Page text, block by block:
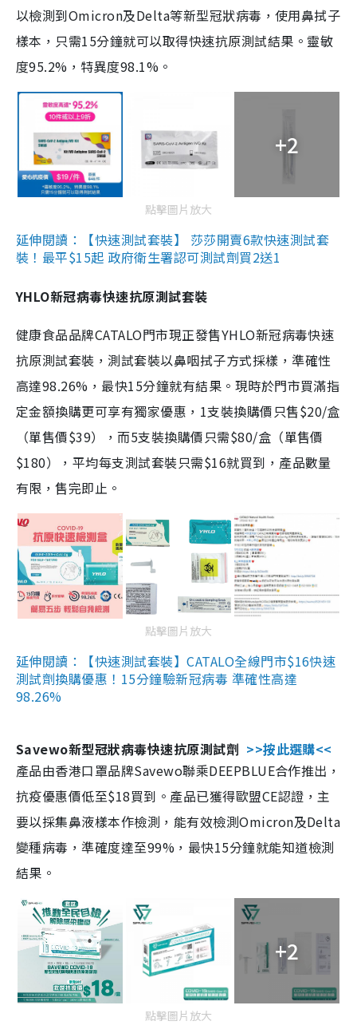
以檢測到Omicron及Delta等新型冠狀病毒，使用鼻拭子
樣本，只需15分鐘就可以取得快速抗原測試結果。靈敏
度95.2%，特異度98.1%。
+2
點擊圖片放大
延伸閱讀：【快速測試套裝】 莎莎開賣6款快速測試套
裝！最平$15起 政府衛生署認可測試劑買2送1
YHLO新冠病毒快速抗原測試套裝
健康食品品牌CATALO門市現正發售YHLO新冠病毒快速
抗原測試套裝，測試套裝以鼻咽拭子方式採樣，準確性
高達98.26%，最快15分鐘就有結果。現時於門市買滿指
定金額換購更可享有獨家優惠，1支裝換購價只售$20/盒
（單售價$39），而5支裝換購價只需$80/盒（單售價
$180），平均每支測試套裝只需$16就買到，產品數量
有限，售完即止。
點擊圖片放大
延伸閱讀：【快速測試套裝】CATALO全線門市$16快速
測試劑換購優惠！15分鐘驗新冠病毒 準確性高達
98.26%
Savewo新型冠狀病毒快速抗原測試劑 >>按此選購<<
產品由香港口罩品牌Savewo聯乘DEEPBLUE合作推出，
抗疫優惠價低至$18買到。產品已獲得歐盟CE認證，主
要以採集鼻液樣本作檢測，能有效檢測Omicron及Delta
變種病毒，準確度達至99%，最快15分鐘就能知道檢測
結果。
+2
點擊圖片放大